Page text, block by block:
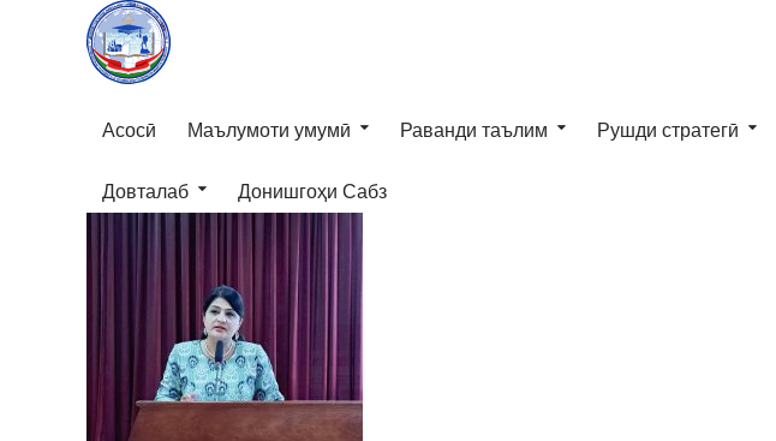
Асосӣ Маълумоти умумӣ Раванди таълим Рушди стратегӣ
Довталаб Донишгоҳи Сабз